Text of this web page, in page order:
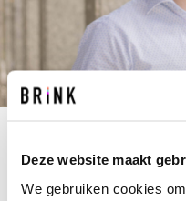
Deze website maakt
We gebruiken cookies